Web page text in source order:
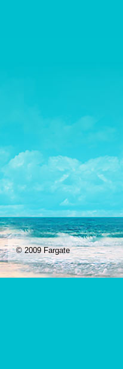
© 2009 Fargate